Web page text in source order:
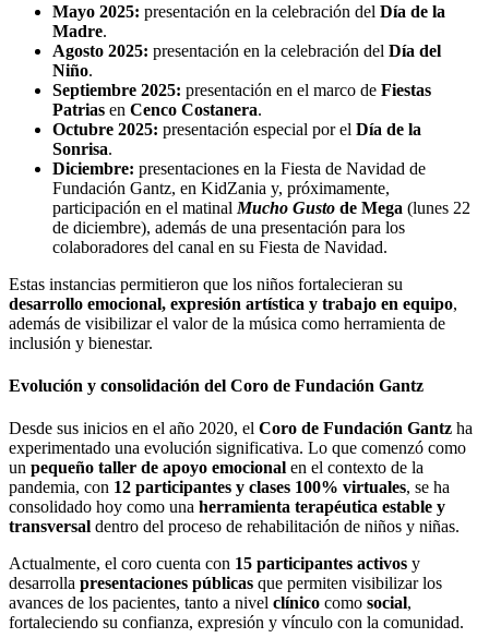
Mayo 2025: presentación en la celebración del Día de la
Madre.
Agosto 2025: presentación en la celebración del Día del
Niño.
Septiembre 2025: presentación en el marco de Fiestas
Patrias en Cenco Costanera.
Octubre 2025: presentación especial por el Día de la
Sonrisa.
Diciembre: presentaciones en la Fiesta de Navidad de
Fundación Gantz, en KidZania y, próximamente,
participación en el matinal Mucho Gusto de Mega (lunes 22
de diciembre), además de una presentación para los
colaboradores del canal en su Fiesta de Navidad.
Estas instancias permitieron que los niños fortalecieran su
desarrollo emocional, expresión artística y trabajo en equipo,
además de visibilizar el valor de la música como herramienta de
inclusión y bienestar.
Evolución y consolidación del Coro de Fundación Gantz
Desde sus inicios en el año 2020, el Coro de Fundación Gantz ha
experimentado una evolución significativa. Lo que comenzó como
un pequeño taller de apoyo emocional en el contexto de la
pandemia, con 12 participantes y clases 100% virtuales, se ha
consolidado hoy como una herramienta terapéutica estable y
transversal dentro del proceso de rehabilitación de niños y niñas.
Actualmente, el coro cuenta con 15 participantes activos y
desarrolla presentaciones públicas que permiten visibilizar los
avances de los pacientes, tanto a nivel clínico como social,
fortaleciendo su confianza, expresión y vínculo con la comunidad.